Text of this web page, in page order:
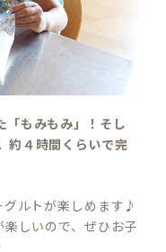
「もみもみ」！そし
約４時間くらいで完
ルトが楽しめます♪
しいので、ぜひお子